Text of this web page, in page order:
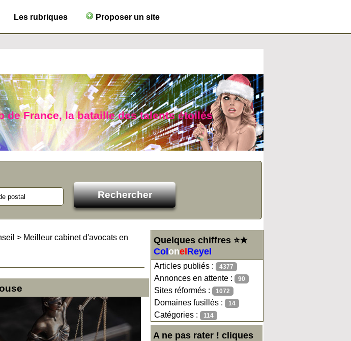
Les rubriques Proposer un site
de France, la bataille des talents étoilés
Quelques chiffres ⭐★
Col onel Reyel
Articles publiés : 4377
Annonces en attente : 90
Sites réformés : 1072
Domaines fusillés : 14
Catégories : 114
A ne pas rater ! cliques
> Meilleur cabinet d'avocats en